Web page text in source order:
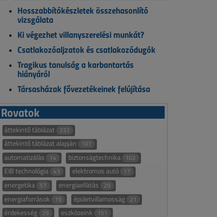
Hosszabbítókészletek összehasonlító
vizsgálata
Ki végezhet villanyszerelési munkát?
Csatlakozóaljzatok és csatlakozódugók
Tragikus tanulság a karbantartás
hiányáról
Társasházak fővezetékeinek felújítása
Rovatok
áttekintő táblázat 232
áttekintő táblázat alapján 107
automatizálás 14 biztonságtechnika 102
EIB technológia 43 elektromos autó 17
energetika 57 energiaellátás 29
energiaforrások 19 épületvillamosság 21
érdekesség 29 eszközeink 151